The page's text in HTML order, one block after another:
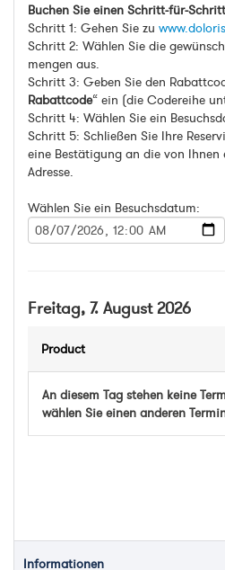
Buchen Sie einen Schritt-für-
Schritt 1: Gehen Sie zu
Schritt 2: Wählen Sie die
mengen aus.
Schritt 3: Geben Sie den
Rabattcode“ ein (die Codereihe
Schritt 4: Wählen Sie ein
Schritt 5: Schließen Sie Ihre
eine Bestätigung an die von Ihnen
Adresse.
Wählen Sie ein Besuchsdatum:
Freitag, 7. August 2026
Product
An diesem Tag stehen keine
wählen Sie einen anderen
Informationen